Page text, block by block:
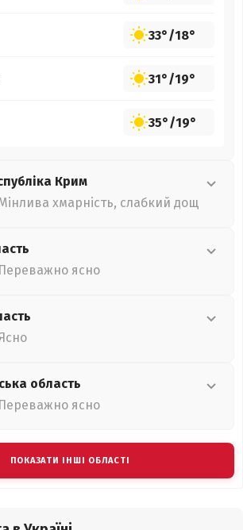
33°/18°
31°/19°
35°/19°
Крим
хмарність, слабкий дощ
Переважно ясно
область
Переважно ясно
ПОКАЗАТИ ІНШІ ОБЛАСТІ